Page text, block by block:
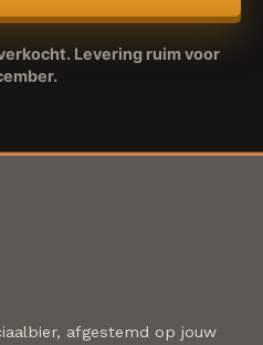
Levering ruim voor
afgestemd op jouw